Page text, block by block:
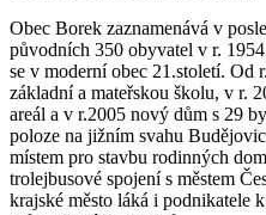
Obec Borek zaznamenává v
původních 350 obyvatel v r.
se v moderní obec 21.století. Od
základní a mateřskou školu, v r.
areál a v r.2005 nový dům s 29
poloze na jižním svahu
místem pro stavbu rodinných
trolejbusové spojení s městem
krajské město láká i podnikatele